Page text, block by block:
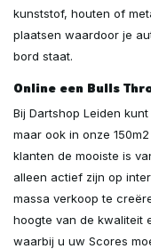
kunststof, houten of
plaatsen waardoor je
bord staat.
Online een Bulls
Bij Dartshop Leiden
maar ook in onze
klanten de mooiste is
alleen actief zijn op
massa verkoop te
hoogte van de kwaliteit
waarbij u uw Scores